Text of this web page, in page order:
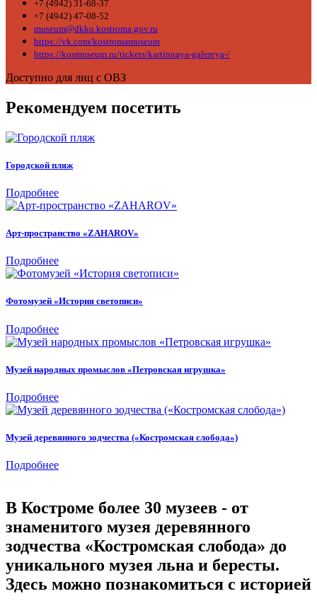
+7 (4942) 31-68-37
+7 (4942) 47-08-52
museum@dkko.kostroma.gov.ru
https://vk.com/kostromamuseum
https://kosmuseum.ru/tickets/kartinnaya-galereya-/
Доступно для лиц с ОВЗ
Рекомендуем посетить
Городской пляж
Подробнее
Арт-пространство «ZAHAROV»
Подробнее
Фотомузей «История светописи»
Подробнее
Музей народных промыслов «Петровская игрушка»
Подробнее
Музей деревянного зодчества («Костромская слобода»)
Подробнее
В Костроме более 30 музеев - от
знаменитого музея деревянного
зодчества «Костромская слобода» до
уникального музея льна и бересты.
Здесь можно познакомиться с историей